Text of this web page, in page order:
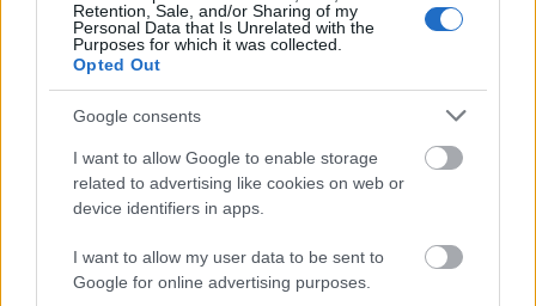
Retention, Sale, and/or Sharing of my
Personal Data that Is Unrelated with the
Purposes for which it was collected.
Opted Out
Google consents
I want to allow Google to enable storage
related to advertising like cookies on web or
device identifiers in apps.
I want to allow my user data to be sent to
Google for online advertising purposes.